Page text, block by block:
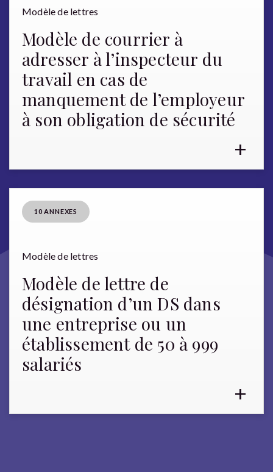
Modèle de lettres
Modèle de courrier à
adresser à l’inspecteur du
travail en cas de
manquement de l’employeur
à son obligation de sécurité
+
10 ANNEXES
Modèle de lettres
Modèle de lettre de
désignation d’un DS dans
une entreprise ou un
établissement de 50 à 999
salariés
+